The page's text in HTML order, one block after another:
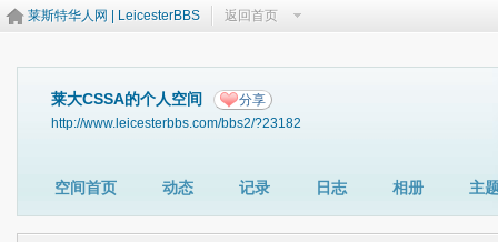
莱斯特华人网 | LeicesterBBS 返回首页
莱大CSSA的个人空间 分享
http://www.leicesterbbs.com/bbs2/?23182
空间首页 动态 记录 日志 相册 主